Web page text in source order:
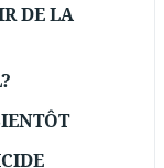
DE LA